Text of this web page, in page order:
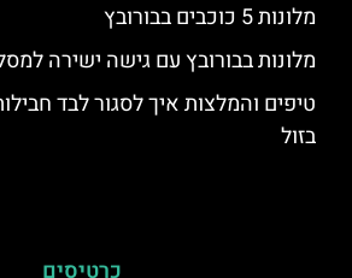
מלונות 5 כוכבים בבורובץ
מלונות בבורובץ עם גישה ישירה
טיפים והמלצות איך לסגור לבד
בזול